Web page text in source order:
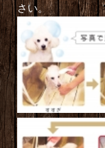
さい。